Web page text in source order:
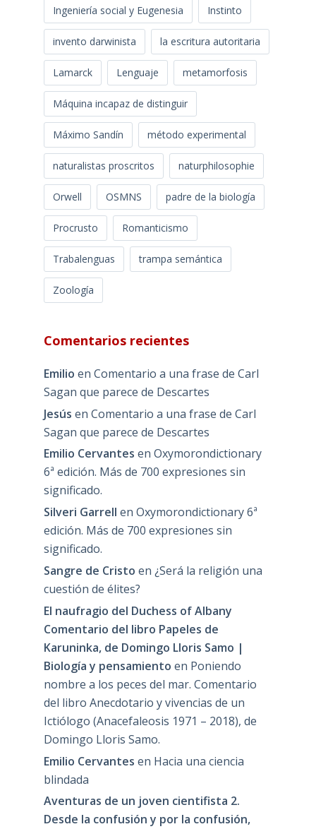
Ingeniería social y Eugenesia Instinto
invento darwinista la escritura autoritaria
Lamarck Lenguaje metamorfosis
Máquina incapaz de distinguir
Máximo Sandín método experimental
naturalistas proscritos naturphilosophie
Orwell OSMNS padre de la biología
Procrusto Romanticismo
Trabalenguas trampa semántica
Zoología
Comentarios recientes
Emilio en Comentario a una frase de Carl
Sagan que parece de Descartes
Jesús en Comentario a una frase de Carl
Sagan que parece de Descartes
Emilio Cervantes en Oxymorondictionary
6ª edición. Más de 700 expresiones sin
significado.
Silveri Garrell en Oxymorondictionary 6ª
edición. Más de 700 expresiones sin
significado.
Sangre de Cristo en ¿Será la religión una
cuestión de élites?
El naufragio del Duchess of Albany
Comentario del libro Papeles de
Karuninka, de Domingo Lloris Samo |
Biología y pensamiento en Poniendo
nombre a los peces del mar. Comentario
del libro Anecdotario y vivencias de un
Ictiólogo (Anacefaleosis 1971 – 2018), de
Domingo Lloris Samo.
Emilio Cervantes en Hacia una ciencia
blindada
Aventuras de un joven cientifista 2.
Desde la confusión y por la confusión,